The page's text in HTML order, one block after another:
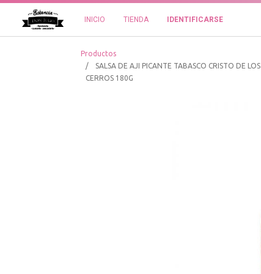
INICIO TIENDA IDENTIFICARSE
Productos
SALSA DE AJI PICANTE TABASCO CRISTO DE LOS
CERROS 180G